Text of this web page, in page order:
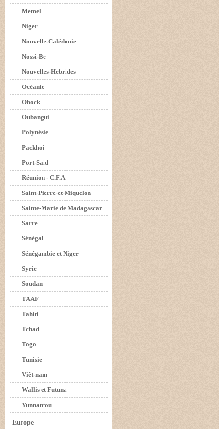
Memel
Niger
Nouvelle-Calédonie
Nossi-Be
Nouvelles-Hebrides
Océanie
Obock
Oubangui
Polynésie
Packhoi
Port-Said
Réunion - C.F.A.
Saint-Pierre-et-Miquelon
Sainte-Marie de Madagascar
Sarre
Sénégal
Sénégambie et Niger
Syrie
Soudan
TAAF
Tahiti
Tchad
Togo
Tunisie
Viêt-nam
Wallis et Futuna
Yunnanfou
Europe